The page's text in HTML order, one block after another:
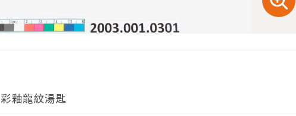
彩釉龍紋湯匙